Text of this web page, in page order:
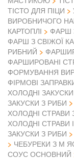
ТІСТО ДЛЯ ПІЦИ
ВИРОБНИЧОГО
КАРТОПЛІ
ФАРШ
ФАРШ З СВІЖОЇ
РИБНИЙ
ФАРШИРОВАНІ
ФОРМУВАННЯ
ФІРМОВІ
ХОЛОДНІ ЗАКУСКИ
ЗАКУСКИ З РИБИ
ХОЛОДНІ СТРАВИ
ХОЛОДНІ СТРАВИ
ЗАКУСКИ З РИБИ
ЧЕБУРЕКИ З М
СОУС ОСНОВНИЙ